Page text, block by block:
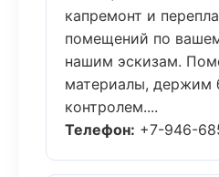
капремонт и
помещений по
нашим эскизам.
материалы, держим
контролем....
Телефон: +7-946-